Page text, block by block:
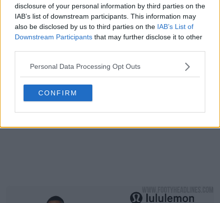
disclosure of your personal information by third parties on the
IAB’s list of downstream participants. This information may
also be disclosed by us to third parties on the IAB’s List of
Downstream Participants that may further disclose it to other
Personal Data Processing Opt Outs
CONFIRM